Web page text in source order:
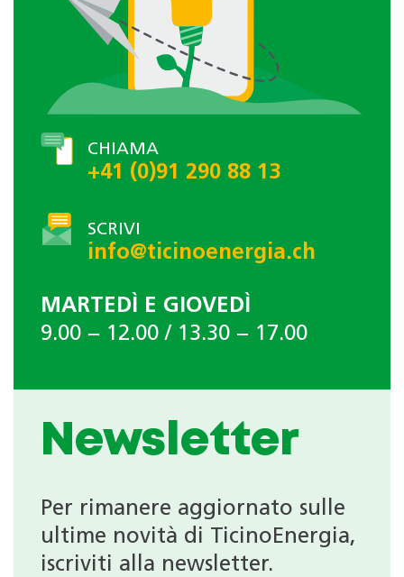
CHIAMA
+41 (0)91 290 88 13
SCRIVI
info@ticinoenergia.ch
MARTEDÌ E GIOVEDÌ
9.00 − 12.00 / 13.30 − 17.00
Newsletter
Per rimanere aggiornato sulle
ultime novità di TicinoEnergia,
iscriviti alla newsletter.